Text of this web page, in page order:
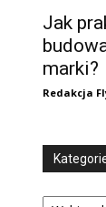
Jak
marki?
Redakcja
Kategorie